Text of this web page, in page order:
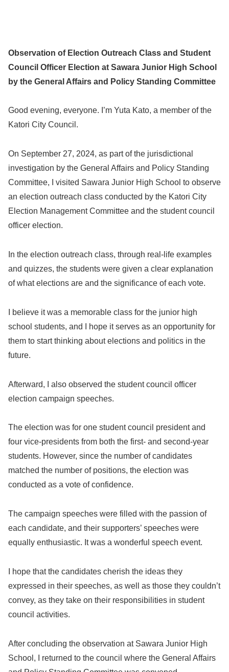
Observation of Election Outreach Class and Student
Council Officer Election at Sawara Junior High School
by the General Affairs and Policy Standing Committee
Good evening, everyone. I’m Yuta Kato, a member of the
Katori City Council.
On September 27, 2024, as part of the jurisdictional
investigation by the General Affairs and Policy Standing
Committee, I visited Sawara Junior High School to observe
an election outreach class conducted by the Katori City
Election Management Committee and the student council
officer election.
In the election outreach class, through real-life examples
and quizzes, the students were given a clear explanation
of what elections are and the significance of each vote.
I believe it was a memorable class for the junior high
school students, and I hope it serves as an opportunity for
them to start thinking about elections and politics in the
future.
Afterward, I also observed the student council officer
election campaign speeches.
The election was for one student council president and
four vice-presidents from both the first- and second-year
students. However, since the number of candidates
matched the number of positions, the election was
conducted as a vote of confidence.
The campaign speeches were filled with the passion of
each candidate, and their supporters’ speeches were
equally enthusiastic. It was a wonderful speech event.
I hope that the candidates cherish the ideas they
expressed in their speeches, as well as those they couldn’t
convey, as they take on their responsibilities in student
council activities.
After concluding the observation at Sawara Junior High
School, I returned to the council where the General Affairs